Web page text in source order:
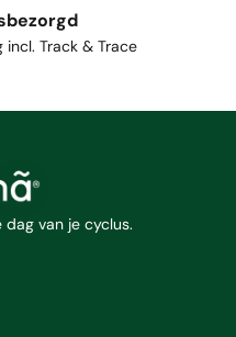
incl. Track & Trace
dag van je cyclus.